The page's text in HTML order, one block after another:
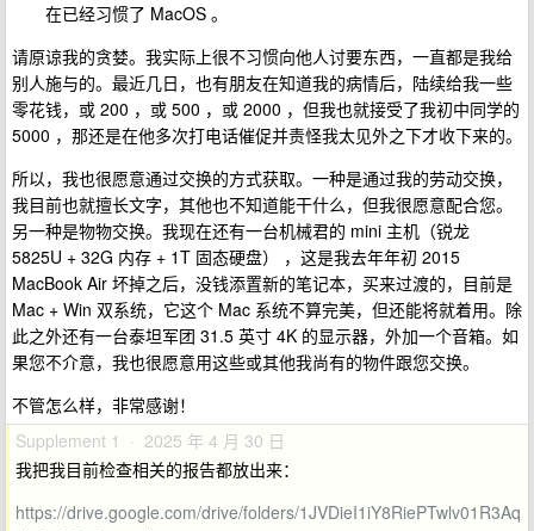
在已经习惯了 MacOS 。
请原谅我的贪婪。我实际上很不习惯向他人讨要东西，一直都是我给
别人施与的。最近几日，也有朋友在知道我的病情后，陆续给我一些
零花钱，或 200 ，或 500 ，或 2000 ，但我也就接受了我初中同学的
5000 ，那还是在他多次打电话催促并责怪我太见外之下才收下来的。
所以，我也很愿意通过交换的方式获取。一种是通过我的劳动交换，
我目前也就擅长文字，其他也不知道能干什么，但我很愿意配合您。
另一种是物物交换。我现在还有一台机械君的 mini 主机（锐龙
5825U + 32G 内存 + 1T 固态硬盘） ，这是我去年年初 2015
MacBook Air 坏掉之后，没钱添置新的笔记本，买来过渡的，目前是
Mac + Win 双系统，它这个 Mac 系统不算完美，但还能将就着用。除
此之外还有一台泰坦军团 31.5 英寸 4K 的显示器，外加一个音箱。如
果您不介意，我也很愿意用这些或其他我尚有的物件跟您交换。
不管怎么样，非常感谢！
Supplement 1 · 2025 年 4 月 30 日
我把我目前检查相关的报告都放出来：
https://drive.google.com/drive/folders/1JVDieI1iY8RiePTwlv01R3Aq